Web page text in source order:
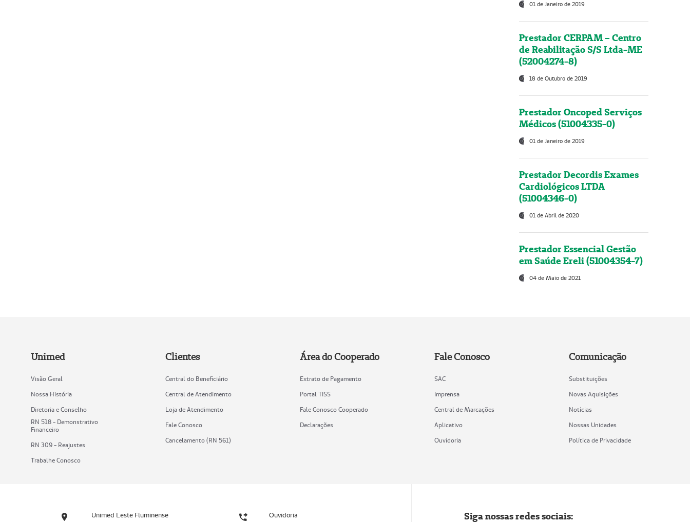
01 de Janeiro de 2019
Prestador CERPAM – Centro
de Reabilitação S/S Ltda-ME
(52004274-8)
18 de Outubro de 2019
Prestador Oncoped Serviços
Médicos (51004335-0)
01 de Janeiro de 2019
Prestador Decordis Exames
Cardiológicos LTDA
(51004346-0)
01 de Abril de 2020
Prestador Essencial Gestão
em Saúde Ereli (51004354-7)
04 de Maio de 2021
Unimed
Visão Geral
Nossa História
Diretoria e Conselho
RN 518 - Demonstrativo
Financeiro
RN 309 - Reajustes
Trabalhe Conosco
Clientes
Central do Beneficiário
Central de Atendimento
Loja de Atendimento
Fale Conosco
Cancelamento (RN 561)
Área do Cooperado
Extrato de Pagamento
Portal TISS
Fale Conosco Cooperado
Declarações
Fale Conosco
SAC
Imprensa
Central de Marcações
Aplicativo
Ouvidoria
Comunicação
Substituições
Novas Aquisições
Notícias
Nossas Unidades
Política de Privacidade
Unimed Leste Fluminense Ouvidoria Siga nossas redes sociais: